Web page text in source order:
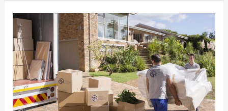
عفش
الكويت
وأهم
8
مزايا